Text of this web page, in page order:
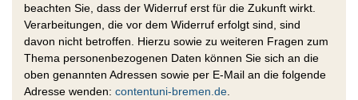
beachten Sie, dass der Widerruf erst für die Zukunft wirkt.
Verarbeitungen, die vor dem Widerruf erfolgt sind, sind
davon nicht betroffen. Hierzu sowie zu weiteren Fragen zum
Thema personenbezogenen Daten können Sie sich an die
oben genannten Adressen sowie per E-Mail an die folgende
Adresse wenden: contentuni-bremen.de